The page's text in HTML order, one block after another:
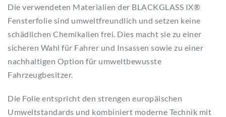
Die verwendeten Materialien der BLACKGLASS IX®
Fensterfolie sind umweltfreundlich und setzen keine
schädlichen Chemikalien frei. Dies macht sie zu einer
sicheren Wahl für Fahrer und Insassen sowie zu einer
nachhaltigen Option für umweltbewusste
Fahrzeugbesitzer.
Die Folie entspricht den strengen europäischen
Umweltstandards und kombiniert moderne Technik mit